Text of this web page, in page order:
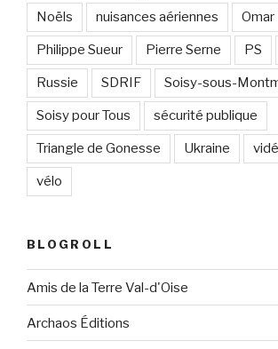
Noëls nuisances aériennes Omar
Philippe Sueur Pierre Serne PS
Russie SDRIF Soisy-sous-
Soisy pour Tous sécurité publique
Triangle de Gonesse Ukraine
vélo
BLOGROLL
Amis de la Terre Val-d'Oise
Archaos Éditions